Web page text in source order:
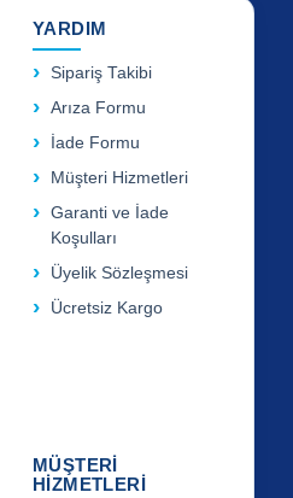
YARDIM
Sipariş Takibi
Arıza Formu
İade Formu
Müşteri Hizmetleri
Garanti ve İade
Koşulları
Üyelik Sözleşmesi
Ücretsiz Kargo
MÜŞTERİ
HİZMETLERİ